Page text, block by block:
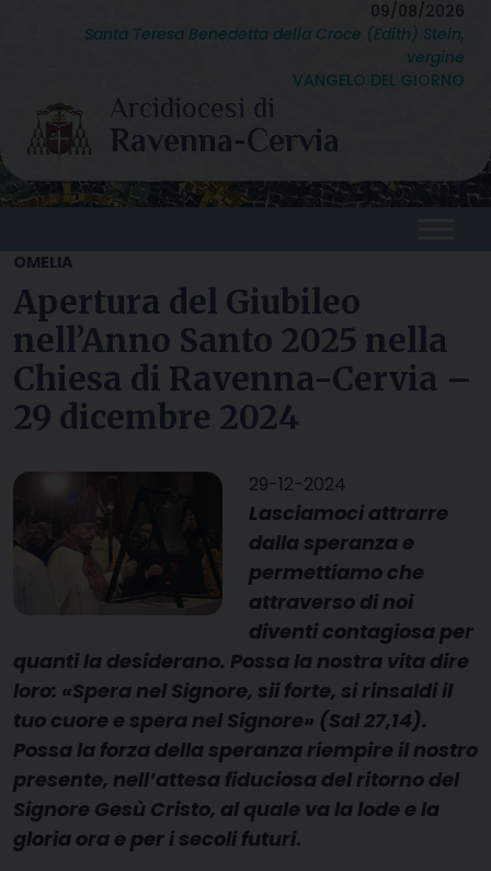
09/08/2026
Santa Teresa Benedetta della Croce (Edith) Stein,
vergine
VANGELO DEL GIORNO
OMELIA
Apertura del Giubileo
nell’Anno Santo 2025 nella
Chiesa di Ravenna-Cervia –
29 dicembre 2024
29-12-2024
Lasciamoci attrarre
dalla speranza e
permettiamo che
attraverso di noi
diventi contagiosa per
quanti la desiderano. Possa la nostra vita dire
loro: «Spera nel Signore, sii forte, si rinsaldi il
tuo cuore e spera nel Signore» (Sal 27,14).
Possa la forza della speranza riempire il nostro
presente, nell’attesa fiduciosa del ritorno del
Signore Gesù Cristo, al quale va la lode e la
gloria ora e per i secoli futuri.